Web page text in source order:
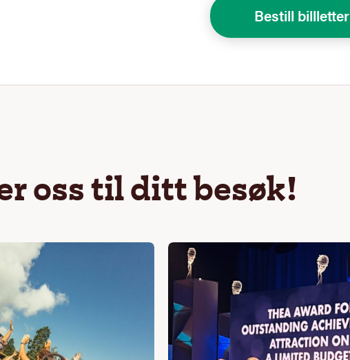
Bestill billletter
oss til ditt besøk!